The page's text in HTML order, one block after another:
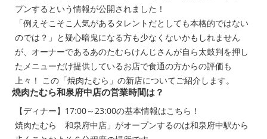
プンするという情報が公開されました！
「例えそこそこ人気があるタレントだとしても本格的ではない
のでは？」と疑心暗鬼になる方も少なくないかもしれません
が、オーナーであるあのたむらけんじさんが自ら太鼓判を押し
たメニューだけ提供しているお店で食通の方からの評価も
上々！ この「焼肉たむら」の新店についてご紹介します。
焼肉たむら和泉府中店の営業時間は？
【ディナー】17:00～23:00の基本情報はこちら！
焼肉たむら 和泉府中店」がオープンするのは和泉府中駅から